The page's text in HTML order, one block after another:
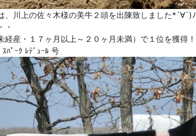
、川上の佐々木様の美牛２頭を出陳致しました*´∀`)ﾉ
・
経産・１７ヶ月以上～２０ヶ月未満）で１位を獲得！
ﾊﾟｰｸ ﾚﾃﾞｭｰﾙ 号